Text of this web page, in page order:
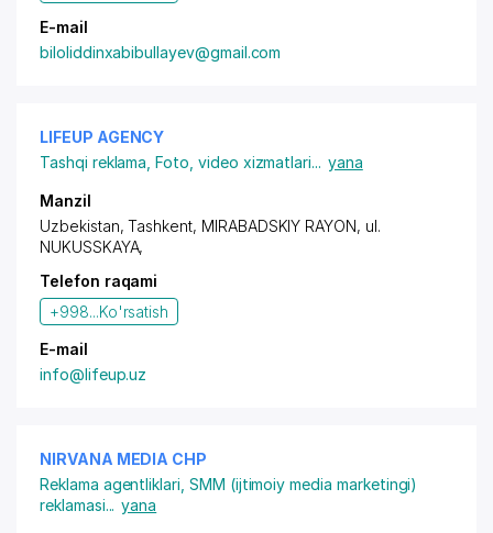
E-mail
biloliddinxabibullayev@gmail.com
LIFEUP AGENCY
Tashqi reklama ,Foto, video xizmatlari... yana
Manzil
Uzbekistan, Tashkent, MIRABADSKIY RAYON, ul.
NUKUSSKAYA,
Telefon raqami
+998...Ko'rsatish
E-mail
info@lifeup.uz
NIRVANA MEDIA CHP
Reklama agentliklari SMM (ijtimoiy media marketingi)
reklamasi... yana